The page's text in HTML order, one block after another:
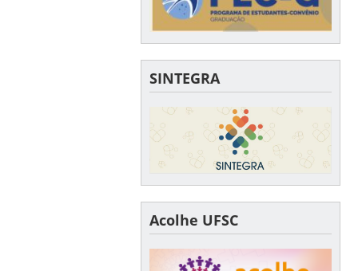
SINTEGRA
Acolhe UFSC